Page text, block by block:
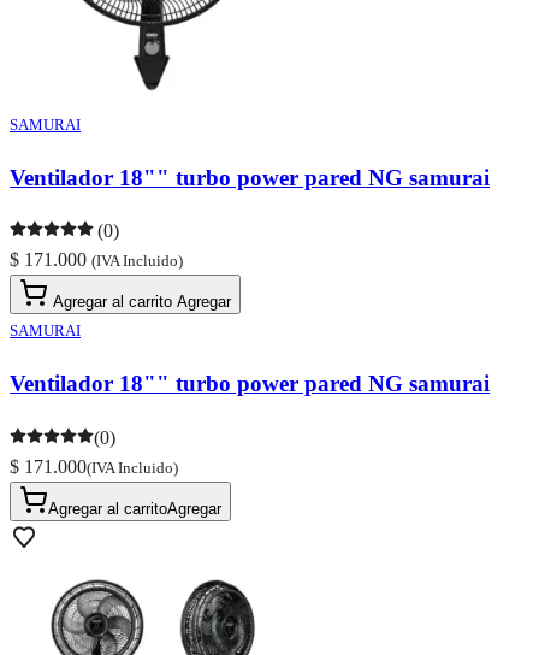
SAMURAI
Ventilador 18"" turbo power pared NG samurai
(0)
$ 171.000 (IVA Incluido)
Agregar al carrito Agregar
SAMURAI
Ventilador 18"" turbo power pared NG samurai
(0)
$ 171.000(IVA Incluido)
Agregar al carritoAgregar